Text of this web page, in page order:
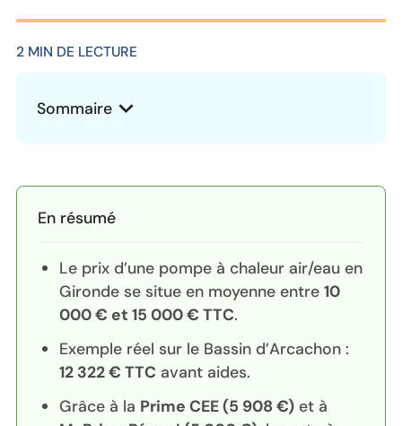
2 MIN DE LECTURE
Sommaire
En résumé
Le prix d’une pompe à chaleur air/eau en
Gironde se situe en moyenne entre 10
000 € et 15 000 € TTC.
Exemple réel sur le Bassin d’Arcachon :
12 322 € TTC avant aides.
Grâce à la Prime CEE (5 908 €)et à